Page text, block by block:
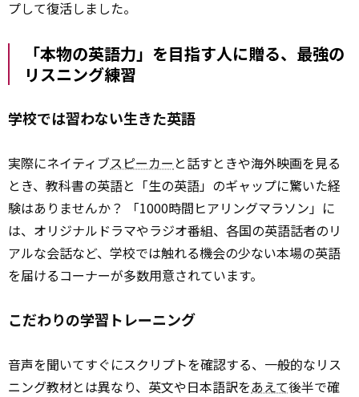
プして復活しました。
「本物の英語力」を目指す人に贈る、最強の
リスニング練習
学校では習わない生きた英語
実際にネイティブスピーカー と話すときや海外映画を見る
とき、教科書の英語と「生の英語」のギャップに驚いた経
験はありませんか？ 「1000時間ヒアリングマラソン」に
は、オリジナルドラマやラジオ番組、各国の英語話者のリ
アルな会話など、学校では触れる機会の少ない本場の英語
を届けるコーナーが多数用意されています。
こだわりの学習トレーニング
音声を聞いてすぐにスクリプトを確認する、一般的なリス
ニング教材とは異なり、英文や日本語訳をあえて後半で確